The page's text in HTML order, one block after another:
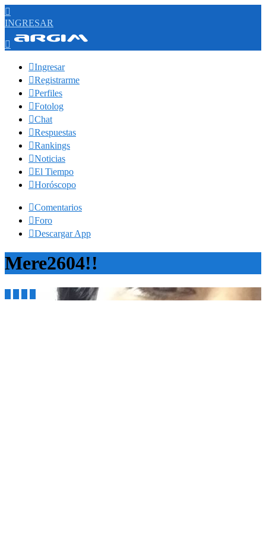

INGRESAR

Ingresar
Registrarme
Perfiles
Fotolog
Chat
Respuestas
Rankings
Noticias
El Tiempo
Horóscopo
Comentarios
Foro
Descargar App
Mere2604!!